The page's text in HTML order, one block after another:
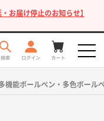
お届け停止のお知らせ】
機能ボールペン・多色ボール